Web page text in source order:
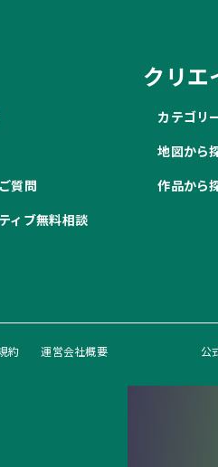
質問
ィブ無料相談
クリエ
カテゴリ
地図から
作品から
公
約 運営会社概要